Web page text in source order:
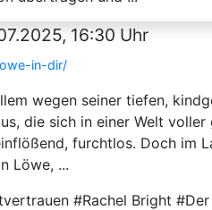
16:30 Uhr
in-dir/
wegen seiner tiefen,
die sich in einer Welt
furchtlos. Doch im
Löwe, ...
#Rachel Bright